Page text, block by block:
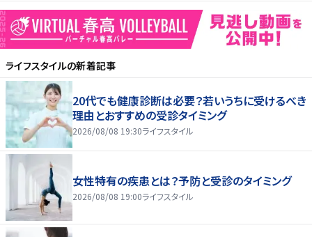
ライフスタイルの新着記事
20代でも健康診断は必要？若いうちに受けるべき
理由とおすすめの受診タイミング
2026/08/08 19:30ライフスタイル
女性特有の疾患とは？予防と受診のタイミング
2026/08/08 19:00ライフスタイル